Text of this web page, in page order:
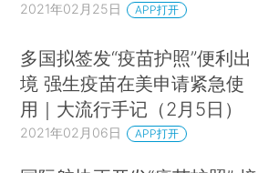
2021年02月25日 APP打开
多国拟签发“疫苗护照”便利出
境 强生疫苗在美申请紧急使
用｜大流行手记（2月5日）
2021年02月06日 APP打开